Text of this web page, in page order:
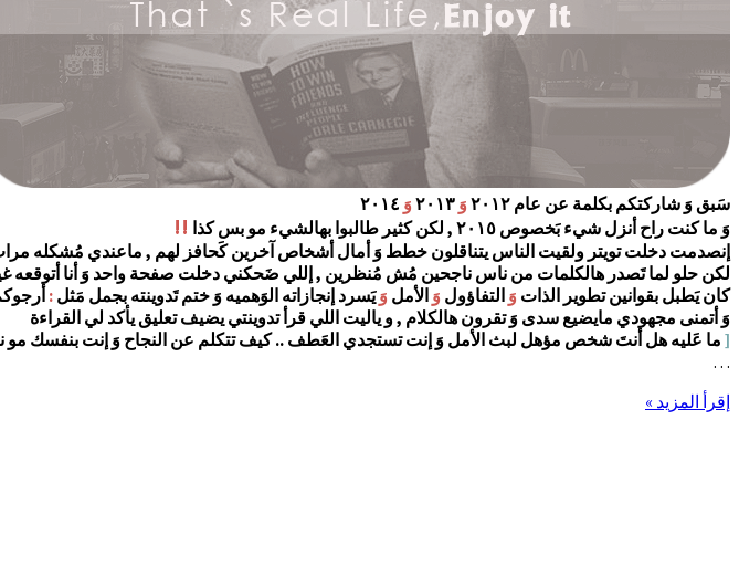
سَبق وَ شاركتكم بكلمة عن عام ٢٠١٢ وَ وَ
وَ ما كنت راح أنزل شيء بَخصوص ٢٠١٥ , لكن كثير طالبوا بهالشيء مو بس كذا
!!
إنصدمت دخلت تويتر ولقيت الناس يتناقلون خطط وَ أمال أشخاص آخرين كَحافز لهم , ماعندي مُشكله مرات
لكن حلو لما تَصدر هالكلمات من ناس ناجحين مُش مُنظرين , إللي ضَحكني دخلت صفحة واحد وَ أنا أتوقعه
كان يَطبل بقوانين تطوير الذات وَ التفاؤول وَ الأمل وَيَسرد إنجازاته الوَهميه وَ ختم تَدوينته بجمل مَثل :
وَ أتمنى مجهودي مايضيع سدى وَ تقرون هالكلام , و ياليت اللي قرأ تدوينتي يضيف تعليق يأكد لي القراءة
[ ما عَليه هل أنتَ شخص مؤهل لبث الأمل وَ إنت تستجدي العَطف .. كيف تتكلم عن النجاح وَ إنت بنفسك مو
…
إقرأ المزيد »